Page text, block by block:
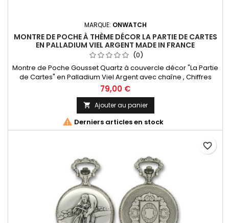
MARQUE: ONWATCH
MONTRE DE POCHE À THÈME DÉCOR LA PARTIE DE CARTES
EN PALLADIUM VIEL ARGENT MADE IN FRANCE
(0)
Montre de Poche Gousset Quartz à couvercle décor "La Partie
de Cartes" en Palladium Viel Argent avec chaîne , Chiffres
Arabes. Mouvement Ronda 515 Swiss Parts, 3 aiguilles et
dateur à 3h. Fabrication Française
79,00 €
 Ajouter au panier
 Derniers articles en stock
favorite_border